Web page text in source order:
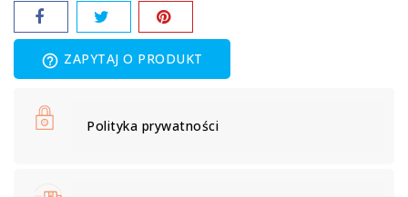
help_outline ZAPYTAJ O PRODUKT
Polityka prywatności